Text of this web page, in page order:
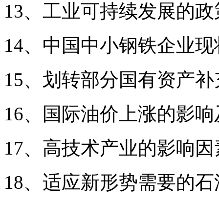
13、工业可持续发展的
14、中国中小钢铁企业
15、划转部分国有资产
16、国际油价上涨的影
17、高技术产业的影响
18、适应新形势需要的